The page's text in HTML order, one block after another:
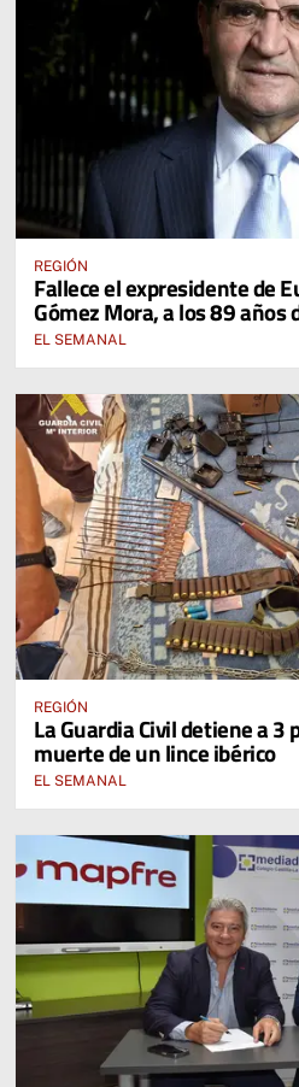
REGIÓN
Fallece el expresidente de
Gómez Mora, a los 89 años
EL SEMANAL
REGIÓN
La Guardia Civil detiene a 3
muerte de un lince ibérico
EL SEMANAL